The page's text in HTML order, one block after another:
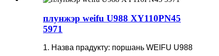
плунжэр weifu U988 XY110PN45
5971
1. Назва прадукту: поршань WEIFU U988